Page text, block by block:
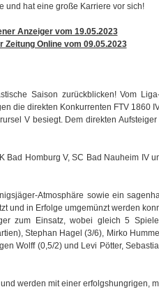
und hat eine große Karriere vor sich!
Anzeiger vom 19.05.2023
Zeitung Online vom 09.05.2023
Saison zurückblicken! Vom
die direkten Konkurrenten FTV 1860
V besiegt. Dem direkten
Homburg V, SC Bad Nauheim IV
Atmosphäre sowie ein
und in Erfolge umgemünzt werden
zum Einsatz, wobei gleich 5
Stephan Hagel (3/6), Mirko
Wolff (0,5/2) und Levi Pötter,
werden mit einer erfolgshungrigen,